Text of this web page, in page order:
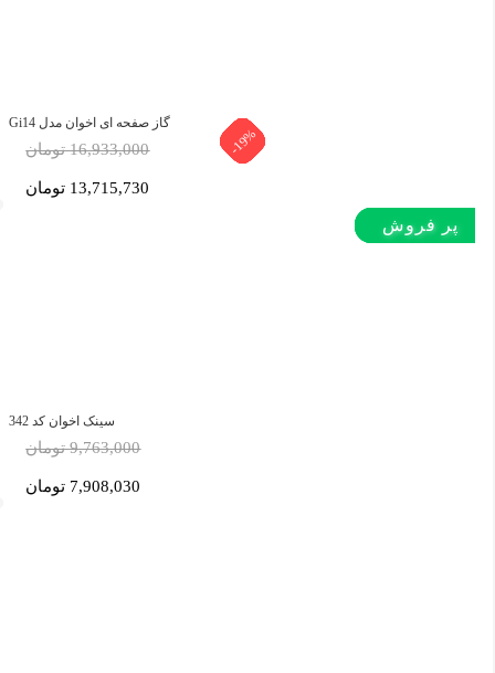
گاز صفحه ای اخوان مدل Gi14
16,933,000 تومان
13,715,730 تومان
سینک اخوان کد 342
-19%
9,763,000 تومان
7,908,030 تومان
-19%
-19%
-19%
-19%
-5%
پر بازدید
-19%
-19%
پر فروش‌
-5%
-19%
پر فروش‌
-19%
-19%
پر فروش‌